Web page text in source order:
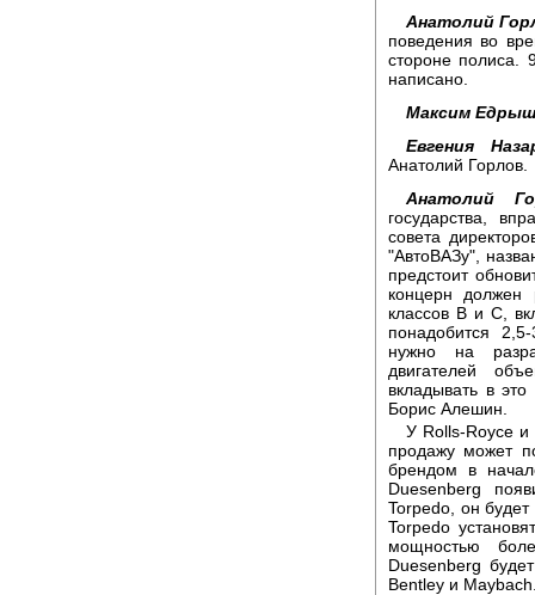
Анатолий
поведения во
стороне полиса.
написано.
Максим
Евгения
Анатолий Горлов.
Анатолий
государства,
совета
"АвтоВАЗу",
предстоит
концерн должен
классов В и С,
понадобится
нужно на
двигателей
вкладывать в
Борис Алешин.
У Rolls-Royce и
продажу может
брендом в
Duesenberg
Torpedo, он
Torpedo
мощностью
Duesenberg
Bentley и